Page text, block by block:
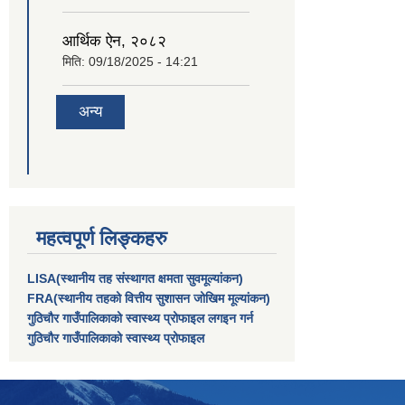
आर्थिक ऐन, २०८२
मिति: 09/18/2025 - 14:21
अन्य
महत्वपूर्ण लिङ्कहरु
LISA(स्थानीय तह संस्थागत क्षमता सुवमूल्यांकन)
FRA(स्थानीय तहको वित्तीय सुशासन जोखिम मूल्यांकन)
गुठिचौर गाउँपालिकाको स्वास्थ्य प्रोफाइल लगइन गर्न
गुठिचौर गाउँपालिकाको स्वास्थ्य प्रोफाइल